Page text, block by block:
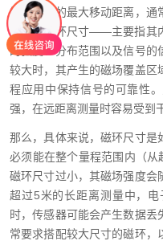
能够测量的最大移动距离，通
计。而磁环尺寸——主要指其
的强度、分布范围以及信号的
较大时，其产生的磁场覆盖区
程应用中保持信号的可靠性
强，在远距离测量时容易受到
那么，具体来说，磁环尺寸是
必须能在整个量程范围内（从
磁环尺寸过小，其磁场强度会
超过5米的长距离测量中，
时，传感器可能会产生数据
常要求搭配较大尺寸的磁环，